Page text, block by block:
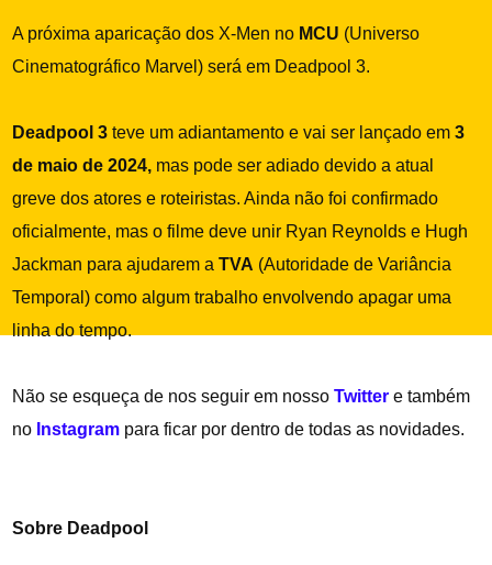
A próxima aparicação dos X-Men no MCU (Universo
Cinematográfico Marvel) será em Deadpool 3.
Deadpool 3 teve um adiantamento e vai ser lançado em3
de maio de 2024, mas pode ser adiado devido a atual
greve dos atores e roteiristas. Ainda não foi confirmado
oficialmente, mas o filme deve unir Ryan Reynolds e Hugh
Jackman para ajudarem aTVA (Autoridade de Variância
Temporal) como algum trabalho envolvendo apagar uma
linha do tempo.
Não se esqueça de nos seguir em nossoTwitter e também
no Instagram para ficar por dentro de todas as novidades.
Sobre Deadpool